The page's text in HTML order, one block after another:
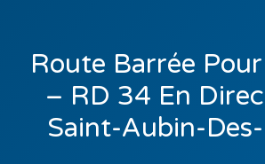
Route Barrée
– RD 34 En
Saint-Aubin-